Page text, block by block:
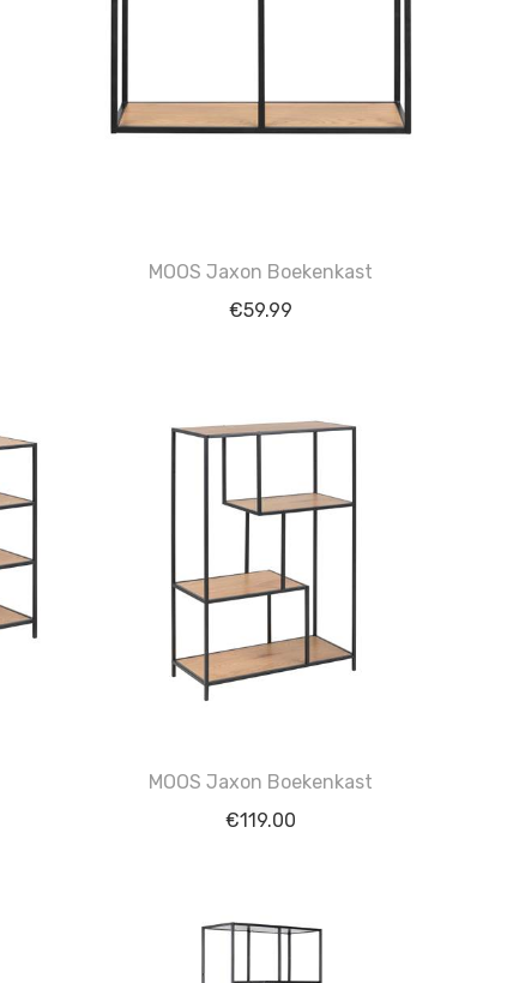
MOOS Jaxon Boekenkast
€59.99
MOOS Jaxon Boekenkast
€119.00